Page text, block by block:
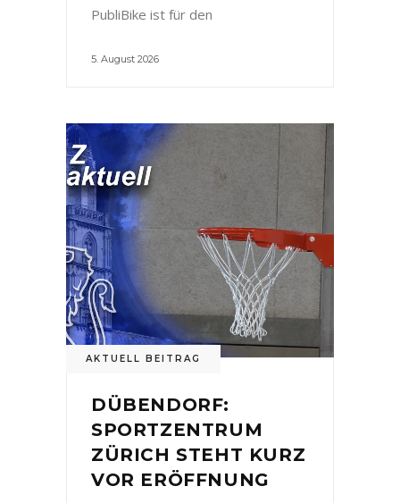
PubliBike ist für den
5. August 2026
AKTUELL BEITRAG
DÜBENDORF:
SPORTZENTRUM
ZÜRICH STEHT KURZ
VOR ERÖFFNUNG